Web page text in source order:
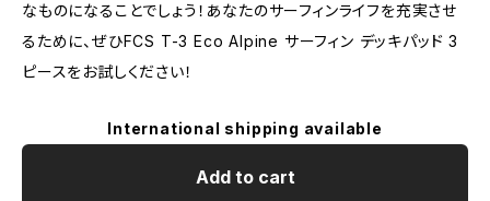
なものになることでしょう！あなたのサーフィンライフを充実させ
るために、ぜひFCS T-3 Eco Alpine サーフィン デッキパッド 3
ピースをお試しください！
International shipping available
Add to cart